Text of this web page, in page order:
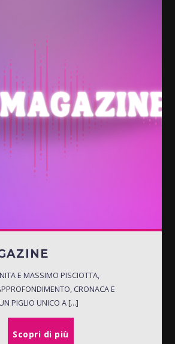
E MASSIMO PISCIOTTA,
CRONACA E
PIGLIO UNICO A [...]
Scopri di più